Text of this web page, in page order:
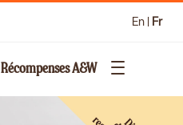
En| Fr
Récompenses A&W